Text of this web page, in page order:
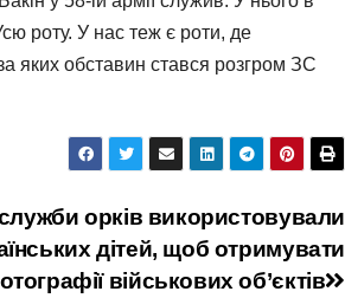
роту. У нас теж є роти, де
яких обставин стався розгром ЗС
орків використовували
дітей, щоб отримувати
військових об’єктів